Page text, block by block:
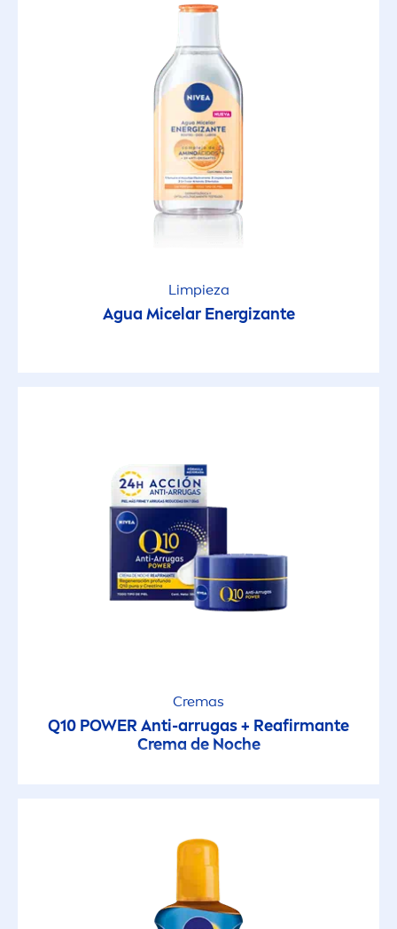
Limpieza
Agua Micelar Energizante
Cremas
Q10 POWER Anti-arrugas + Reafirmante
Crema de Noche